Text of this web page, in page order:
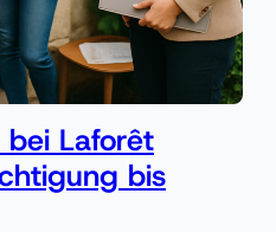
bei Laforêt
bis